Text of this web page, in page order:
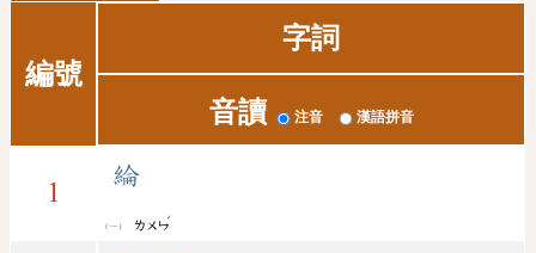
編號
字詞
音讀 注音 漢語拼音
1
綸
ㄌㄨㄣ
ˊ